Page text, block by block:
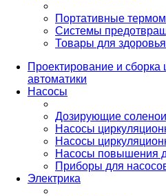
Портативные
Системы
Товары для
Проектирование и
автоматики
Насосы
Дозирующие
Насосы
Насосы
Насосы повышения
Приборы для
Электрика